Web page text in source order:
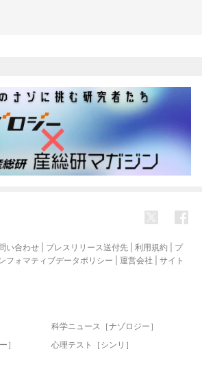
い合わせ プレスリリース送付先 利用規約
プ
フォマティブデータポリシー 運営会社
サイト
科学ニュース［ナゾロジー］
］
心理テスト［シンリ］